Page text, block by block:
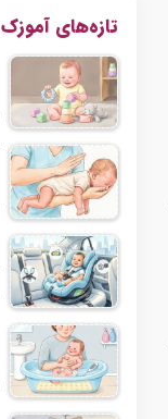
تازه‌های آموزک